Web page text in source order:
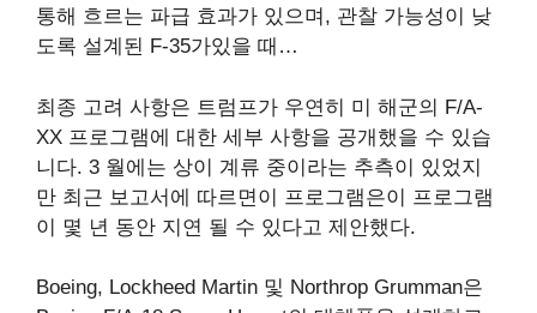
통해 흐르는 파급 효과가 있으며, 관찰 가능성이 낮
도록 설계된 F-35가있을 때…
최종 고려 사항은 트럼프가 우연히 미 해군의 F/A-
XX 프로그램에 대한 세부 사항을 공개했을 수 있습
니다. 3 월에는 상이 계류 중이라는 추측이 있었지
만 최근 보고서에 따르면이 프로그램은이 프로그램
이 몇 년 동안 지연 될 수 있다고 제안했다.
Boeing, Lockheed Martin 및 Northrop Grumman은